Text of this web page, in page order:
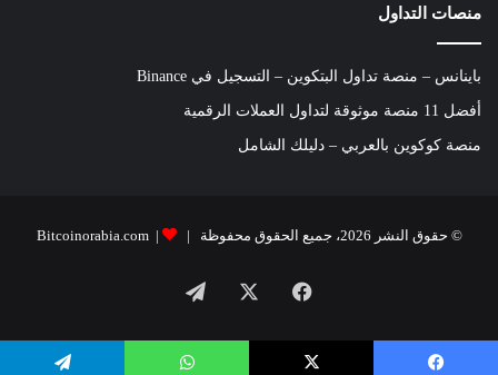
منصات التداول
باينانس – منصة تداول البتكوين – التسجيل في Binance
أفضل 11 منصة موثوقة لتداول العملات الرقمية
منصة كوكوين بالعربي – دليلك الشامل
© حقوق النشر 2026، جميع الحقوق محفوظة | |
Bitcoinorabia.com
فيسبوك تيلقرام